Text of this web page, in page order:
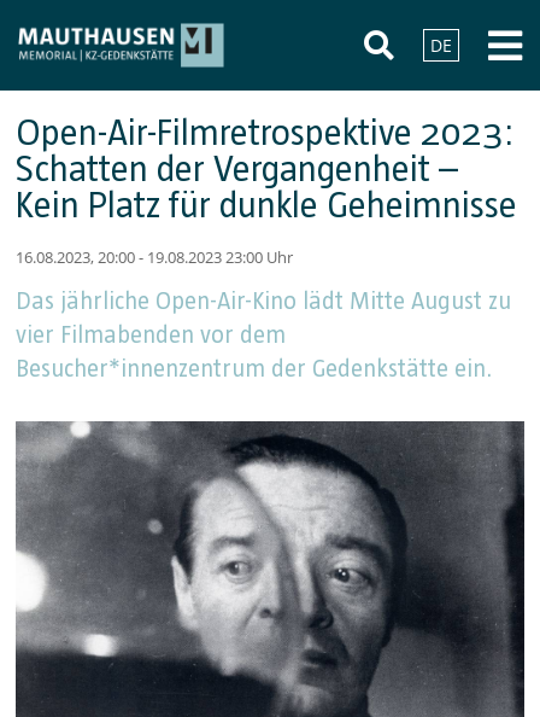
DE
Open-Air-Filmretrospektive 2023:
Schatten der Vergangenheit –
Kein Platz für dunkle Geheimnisse
16.08.2023, 20:00 - 19.08.2023 23:00 Uhr
Das jährliche Open-Air-Kino lädt Mitte August zu
vier Filmabenden vor dem
Besucher*innenzentrum der Gedenkstätte ein.